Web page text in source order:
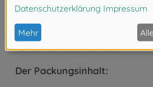
gewünschten “Öl-auf-
SCHIPPER Arts & Crafts hat
passende Alurahmen im
“Bilderrahmen-Service”.
Der Packungsinhalt: